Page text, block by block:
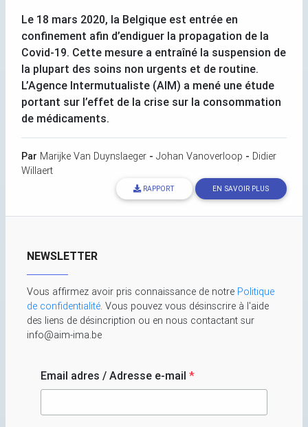
Le 18 mars 2020, la Belgique est entrée en
confinement afin d’endiguer la propagation de la
Covid-19. Cette mesure a entraîné la suspension de
la plupart des soins non urgents et de routine.
L’Agence Intermutualiste (AIM) a mené une étude
portant sur l’effet de la crise sur la consommation
de médicaments.
Par Marijke Van Duynslaeger - Johan Vanoverloop - Didier
Willaert
RAPPORT EN SAVOIR PLUS
NEWSLETTER
Vous affirmez avoir pris connaissance de notre Politique
de confidentialité. Vous pouvez vous désinscrire à l'aide
des liens de désincription ou en nous contactant sur
info@aim-ima.be
Email adres / Adresse e-mail *